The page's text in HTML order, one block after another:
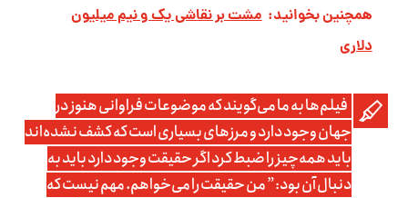
همچنین بخوانید: مشت بر نقاشی یک و نیم میلیون
دلاری
فیلم‌ها به ما می‌گویند که موضوعات فراوانی هنوز در
جهان وجود دارد و مرزهای بسیاری است که کشف نشده‌اند
باید همه‌چیز را ضبط کرد اگر حقیقت وجود دارد باید به
دنبال آن بود: ” من حقیقت را می‌خواهم. مهم نیست که